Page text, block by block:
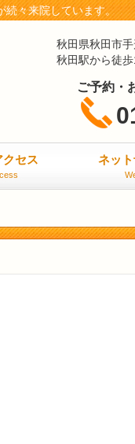
続々来院しています。
秋田県秋田市
秋田駅から徒
ご予約・
セス ネッ